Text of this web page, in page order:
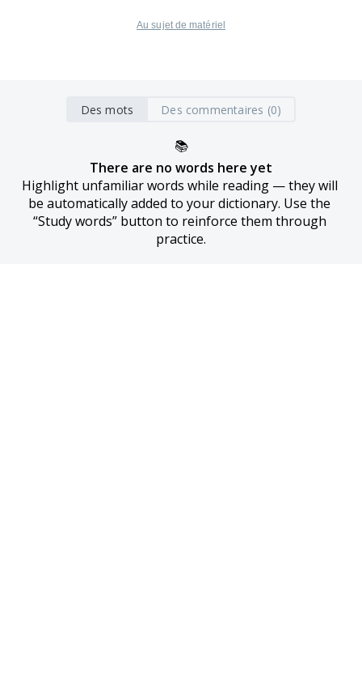
Au sujet de matériel
Des mots Des commentaires (0)
📚
There are no words here yet
Highlight unfamiliar words while reading — they will
be automatically added to your dictionary. Use the
“Study words” button to reinforce them through
practice.